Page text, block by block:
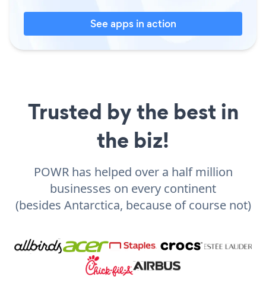
See apps in action
Trusted by the best in
the biz!
POWR has helped over a half million
businesses on every continent
(besides Antarctica, because of course not)